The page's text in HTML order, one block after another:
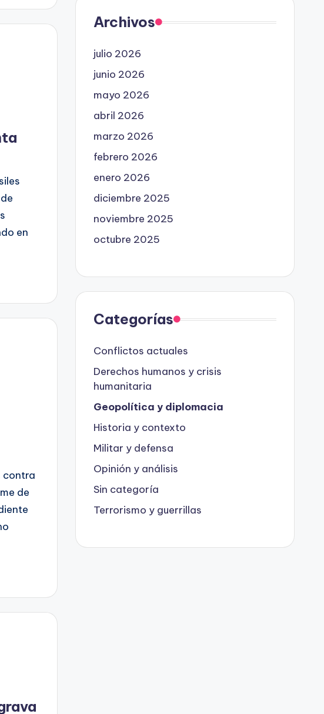
en
contra
de
Archivos
julio 2026
junio 2026
mayo 2026
abril 2026
marzo 2026
febrero 2026
enero 2026
diciembre 2025
noviembre 2025
octubre 2025
Categorías
Conflictos actuales
Derechos humanos y crisis
humanitaria
Geopolítica y diplomacia
Historia y contexto
Militar y defensa
Opinión y análisis
Sin categoría
Terrorismo y guerrillas